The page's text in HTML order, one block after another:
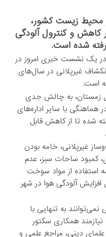
محیط زیست کشور،
کاهش و کنترول آلودگی
شده است.
در یک نشست خبری امروز در
غیرپلانی در سال‌های
است.
زمستان، به چالش جدی
هماهنگی با سایر اداره‌های
شده تا از کاهش قابل
غیرپلانی، خامه بودن
کمبود ساحات سبز، عدم
استفاده از مواد سوخت
افزایش آلودگی هوا در شهر
نمی‌توانند به تنهایی با
نیازمند همکاری سکتور
دینی، مراجع علمی و